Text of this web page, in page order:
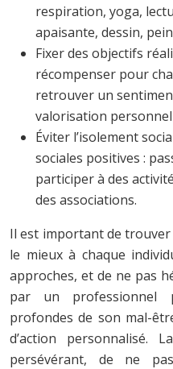
respiration, yoga,
apaisante, dessin,
Fixer des objectifs
récompenser pour
retrouver un
valorisation
Éviter l’isolement
sociales positives :
participer à des
des associations.
Il est important de
le mieux à chaque
approches, et de ne pas
par un professionnel
profondes de son mal-
d’action personnalisé.
persévérant, de ne